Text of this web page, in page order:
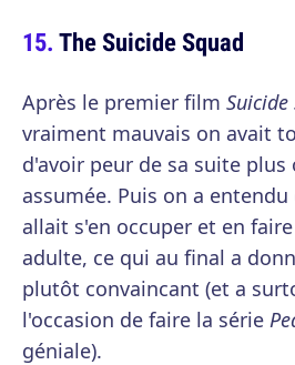
The Suicide Squad
Après le premier film Suicide
vraiment mauvais on avait
d'avoir peur de sa suite plus
assumée. Puis on a entendu
allait s'en occuper et en
adulte, ce qui au final a
plutôt convaincant (et a
l'occasion de faire la série
géniale).